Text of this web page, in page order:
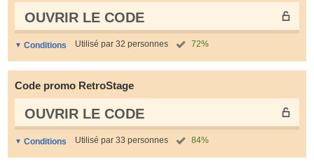
OUVRIR LE СODE
Conditions Utilisé par 32 personnes 72%
Code promo RetroStage
OUVRIR LE СODE
Conditions Utilisé par 33 personnes 84%